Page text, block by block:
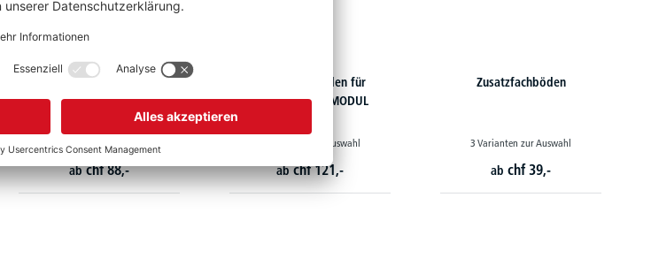
Stahlsockel iMODUL - für
Regale und Schränke
3 Varianten zur Auswahl
abchf 88,-
Knieraumblenden für
Schreibtische iMODUL
4 Varianten zur Auswahl
abchf 121,-
Zusatzfachböden
3 Varianten zur Auswahl
ab chf 39,-